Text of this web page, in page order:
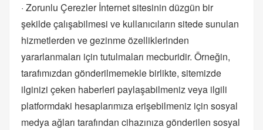
· Zorunlu Çerezler İnternet sitesinin düzgün bir
şekilde çalışabilmesi ve kullanıcıların sitede sunulan
hizmetlerden ve gezinme özelliklerinden
yararlanmaları için tutulmaları mecburidir. Örneğin,
tarafımızdan gönderilmemekle birlikte, sitemizde
ilginizi çeken haberleri paylaşabilmeniz veya ilgili
platformdaki hesaplarımıza erişebilmeniz için sosyal
medya ağları tarafından cihazınıza gönderilen sosyal